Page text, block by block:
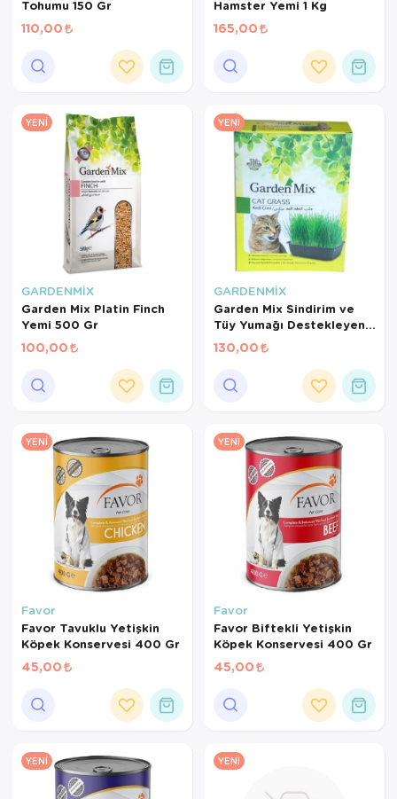
Tohumu 150 Gr
110,00
Hamster Yemi 1 Kg
165,00
YENI
GARDENMİX
Garden Mix Platin Finch
Yemi 500 Gr
100,00
YENI
GARDENMİX
Garden Mix Sindirim ve
Tüy Yumağı Destekleyen
Kedi Çimi
130,00
YENI
Favor
Favor Tavuklu Yetişkin
Köpek Konservesi 400 Gr
45,00
YENI
Favor
Favor Biftekli Yetişkin
Köpek Konservesi 400 Gr
45,00
YENI YENI